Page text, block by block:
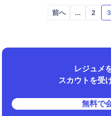
前へ ... 2 3
レジュメ
スカウトを受
無料で